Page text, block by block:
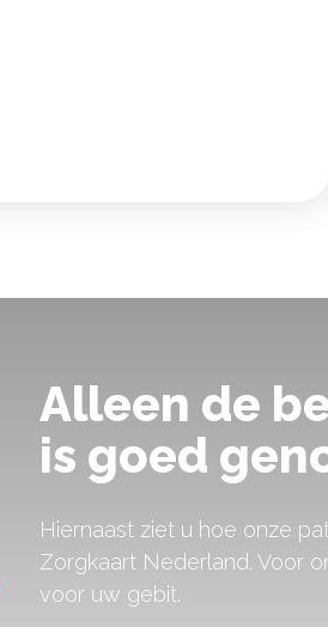
Alleen de
is goed
Hiernaast ziet u hoe onze
Zorgkaart Nederland. Voor
voor uw gebit.